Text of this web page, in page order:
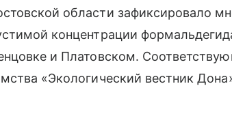
области зафиксировало
концентрации
и Платовском.
«Экологический вестник